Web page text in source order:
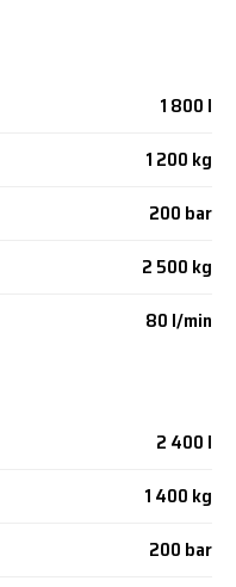
1 800 l
1 200 kg
200 bar
2 500 kg
80 l/min
2 400 l
1 400 kg
200 bar